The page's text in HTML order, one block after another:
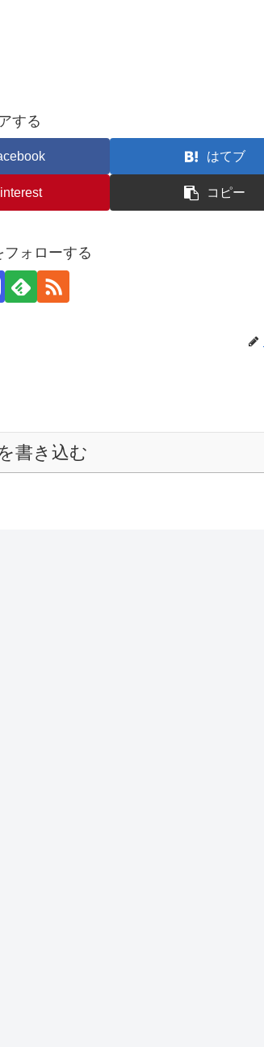
する
はてブ
コピー
フォローする
書き込む